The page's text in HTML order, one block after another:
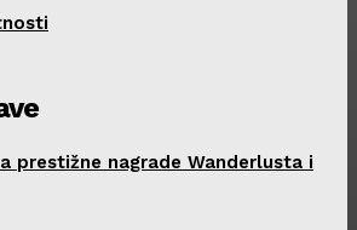
prestižne nagrade Wanderlusta i